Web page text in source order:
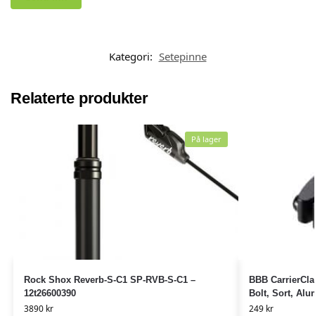
Kategori: Setepinne
Relaterte produkter
Rock Shox Reverb-S-C1 SP-RVB-S-C1 –
12t26600390
3890 kr
På lager
BBB
Bolt, Sort,
249 kr